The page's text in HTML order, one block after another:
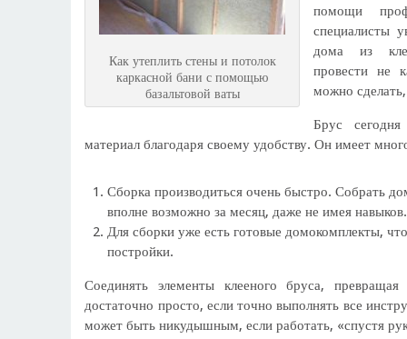
Как утеплить стены и потолок
каркасной бани с помощью
базальтовой ваты
помощи
специалисты
дома из
провести не
можно
Брус
материал благодаря своему удобству. Он имеет
Сборка производиться очень быстро. Собрать
вполне возможно за месяц, даже не имея навыков.
Для сборки уже есть готовые домокомплекты,
постройки.
Соединять элементы клееного бруса,
достаточно просто, если точно выполнять все
может быть никудышным, если работать, «спустя